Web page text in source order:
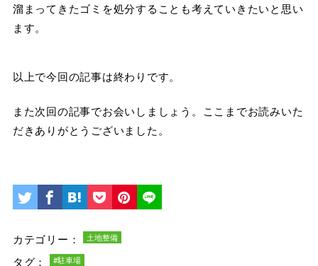
溜まってきたゴミを処分することも考えていきたいと思い
ます。
以上で今回の記事は終わりです。
また次回の記事でお会いしましょう。ここまでお読みいた
だきありがとうございました。
カテゴリー： 土地整備
タグ： #駐車場